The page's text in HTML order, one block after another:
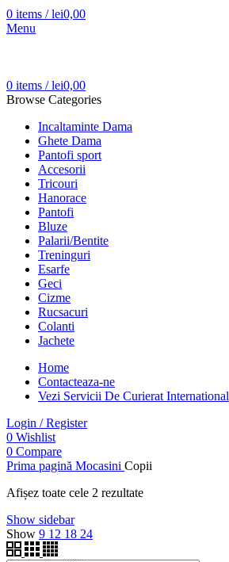
0 items / lei0,00
Menu
0 items / lei0,00
Browse Categories
Incaltaminte Dama
Ghete Dama
Pantofi sport
Accesorii
Tricouri
Hanorace
Pantofi
Bluze
Palarii/Bentite
Treninguri
Esarfe
Geci
Cizme
Rucsacuri
Colanti
Jachete
Home
Contacteaza-ne
Vezi Servicii De Curierat International
Login / Register
0 Wishlist
0 Compare
Prima pagină Mocasini Copii
Afișez toate cele 2 rezultate
Show sidebar
Show 9 12 18 24